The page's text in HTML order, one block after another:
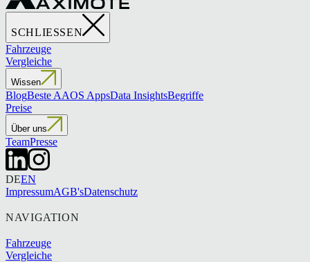
SCHLIESSEN
Fahrzeuge
Vergleiche
Wissen
BlogBeste AAOS AppsData InsightsBegriffe
Preise
Über uns
TeamPresse
DEEN
ImpressumAGB'sDatenschutz
NAVIGATION
Fahrzeuge
Vergleiche